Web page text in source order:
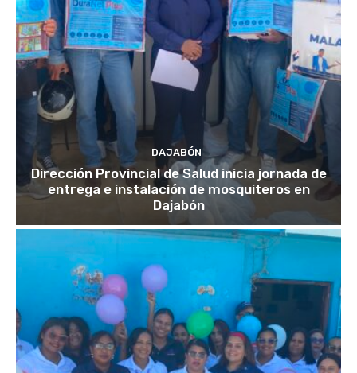
DAJABÓN
Dirección Provincial de Salud inicia jornada de
entrega e instalación de mosquiteros en
Dajabón